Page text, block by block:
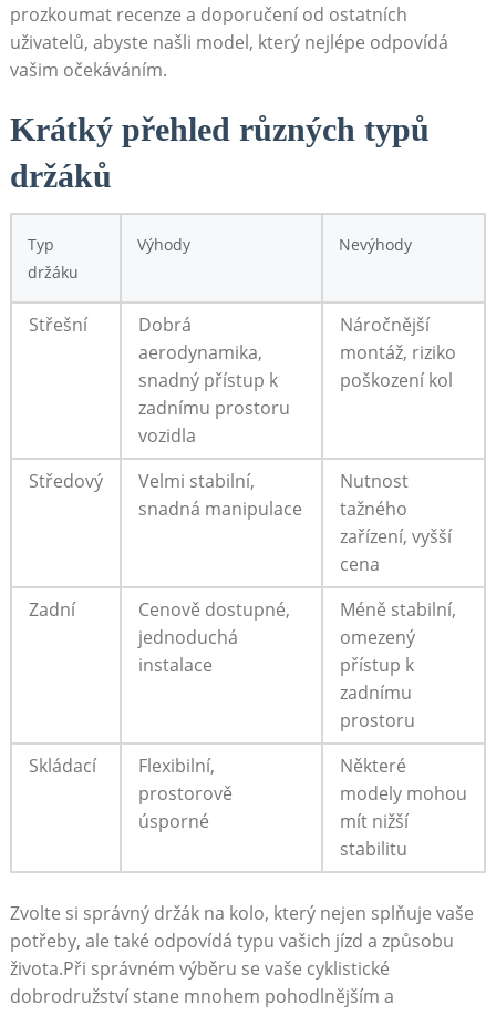
⁣prozkoumat recenze a doporučení od ostatních
‍uživatelů, abyste ⁣našli model, který nejlépe​ odpovídá
vašim očekáváním.
Krátký přehled různých typů
držáků
Typ‌
držáku
Výhody Nevýhody
Střešní
Dobrá
aerodynamika,
snadný přístup k
zadnímu prostoru
‌vozidla
Náročnější
montáž, riziko⁢
poškození kol
Středový
Velmi⁣ stabilní,
snadná manipulace
Nutnost
⁤tažného
zařízení, ⁣vyšší
cena
Zadní
Cenově dostupné,
jednoduchá
instalace
Méně stabilní,
omezený
přístup⁤ k
zadnímu
prostoru
Skládací
Flexibilní,
prostorově
úsporné
Některé
modely⁢ mohou
mít nižší
stabilitu
Zvolte si správný držák na kolo, ​který nejen splňuje vaše
potřeby, ale také odpovídá⁤ typu vašich ⁣jízd a způsobu
života.Při správném výběru se vaše⁢ cyklistické⁣
dobrodružství⁣ stane mnohem pohodlnějším a